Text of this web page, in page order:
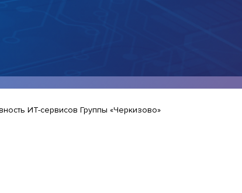
ИТ-сервисов Группы «Черкизово»